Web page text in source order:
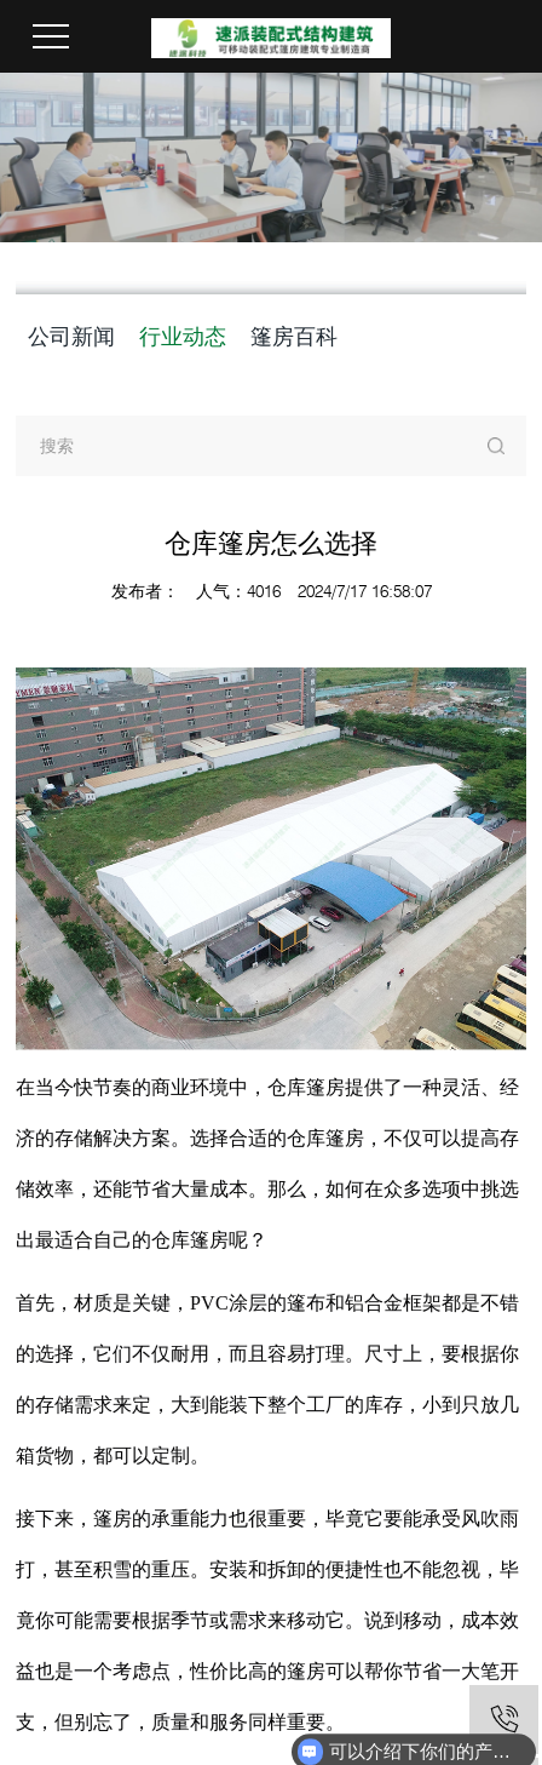
公司新闻 行业动态 篷房百科
仓库篷房怎么选择
发布者： 人气：4016 2024/7/17 16:58:07
在当今快节奏的商业环境中，仓库篷房提供了一种灵活、经
济的存储解决方案。选择合适的仓库篷房，不仅可以提高存
储效率，还能节省大量成本。那么，如何在众多选项中挑选
出最适合自己的仓库篷房呢？
首先，材质是关键，PVC涂层的篷布和铝合金框架都是不错
的选择，它们不仅耐用，而且容易打理。尺寸上，要根据你
的存储需求来定，大到能装下整个工厂的库存，小到只放几
箱货物，都可以定制。
接下来，篷房的承重能力也很重要，毕竟它要能承受风吹雨
打，甚至积雪的重压。安装和拆卸的便捷性也不能忽视，毕
竟你可能需要根据季节或需求来移动它。说到移动，成本效
益也是一个考虑点，性价比高的篷房可以帮你节省一大笔开
支，但别忘了，质量和服务同样重要。
可以介绍下你们的产品么